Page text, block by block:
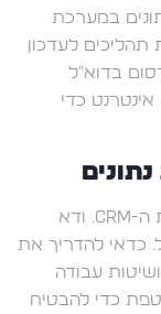
במערכת
לעדכון
בדוא"ל
כדי
חברי הצוות אחראי להזנת נתונים למערכת ה-CRM. ודא
כדאי להדריך את
עבודה
כדי להבטיח